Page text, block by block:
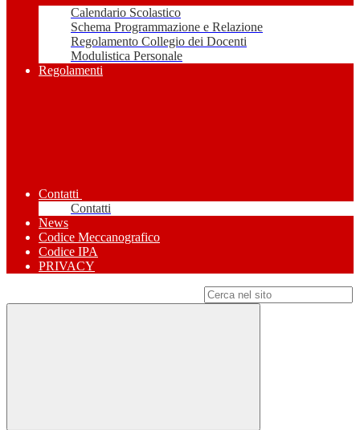
Calendario Scolastico
Schema Programmazione e Relazione
Regolamento Collegio dei Docenti
Modulistica Personale
Regolamenti
Contatti
Contatti
News
Codice Meccanografico
Codice IPA
PRIVACY